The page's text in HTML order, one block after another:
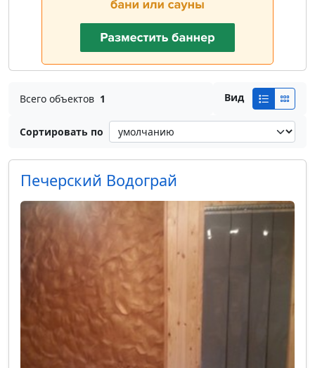
Всего объектов 1 Вид
Сортировать по
Печерский Водограй